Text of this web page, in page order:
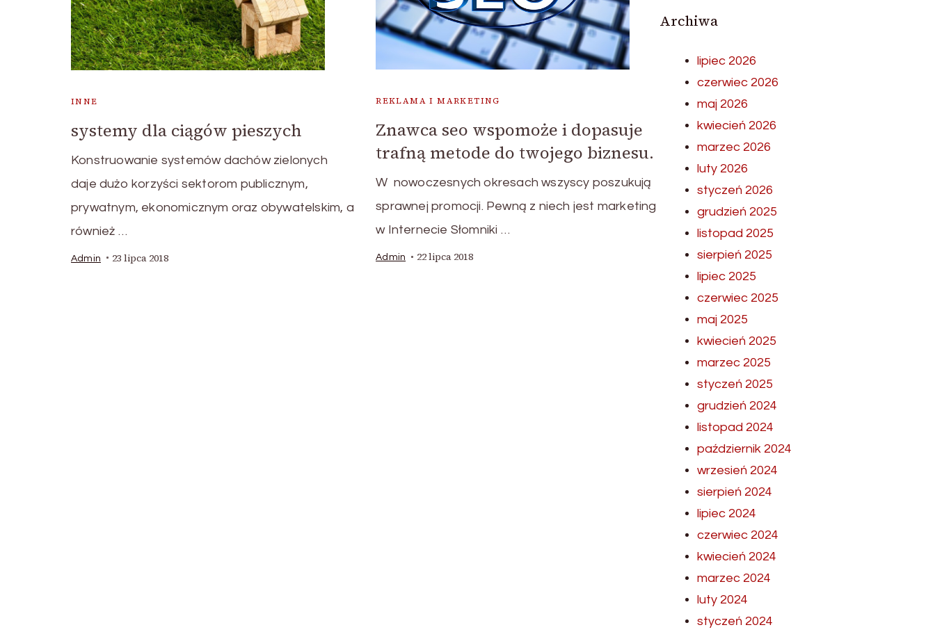
INNE
systemy dla ciągów pieszych
Konstruowanie systemów dachów zielonych
daje dużo korzyści sektorom publicznym,
prywatnym, ekonomicznym oraz obywatelskim, a
również …
Admin 23 lipca 2018
REKLAMA I MARKETING
Znawca seo wspomoże i dopasuje
trafną metode do twojego biznesu.
W nowoczesnych okresach wszyscy poszukują
sprawnej promocji. Pewną z niech jest marketing
w Internecie Słomniki …
Admin 22 lipca 2018
Archiwa
lipiec 2026
czerwiec 2026
maj 2026
kwiecień 2026
marzec 2026
luty 2026
styczeń 2026
grudzień 2025
listopad 2025
sierpień 2025
lipiec 2025
czerwiec 2025
maj 2025
kwiecień 2025
marzec 2025
styczeń 2025
grudzień 2024
listopad 2024
październik 2024
wrzesień 2024
sierpień 2024
lipiec 2024
czerwiec 2024
kwiecień 2024
marzec 2024
luty 2024
styczeń 2024